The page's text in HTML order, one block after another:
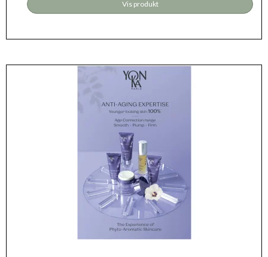
Vis produkt